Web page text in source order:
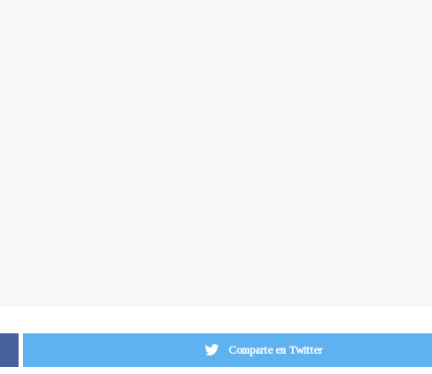
Comparte en Twitter